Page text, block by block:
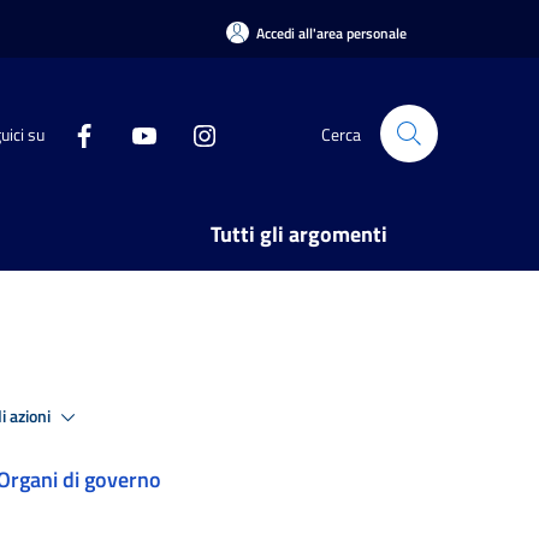
Accedi all'area personale
su Cerca
Tutti gli argomenti
azioni
di governo